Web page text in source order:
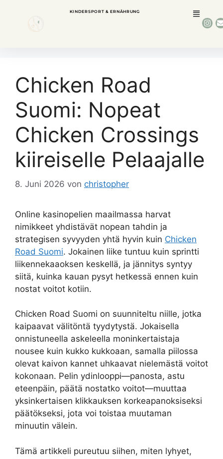
KINDERSPORT & ERNÄHRUNG
Chicken Road
Suomi: Nopeat
Chicken Crossings
kiireiselle Pelaajalle
8. Juni 2026 von christopher
Online kasinopelien maailmassa harvat
nimikkeet yhdistävät nopean tahdin ja
strategisen syvyyden yhtä hyvin kuin Chicken
Road Suomi. Jokainen liike tuntuu kuin sprintti
liikennekaaoksen keskellä, ja jännitys syntyy
siitä, kuinka kauan pysyt hetkessä ennen kuin
nostat voitot kotiin.
Chicken Road Suomi on suunniteltu niille, jotka
kaipaavat välitöntä tyydytystä. Jokaisella
onnistuneella askeleella moninkertaistaja
nousee kuin kukko kukkoaan, samalla piilossa
olevat kaivon kannet uhkaavat nielemästä voitot
kokonaan. Pelin ydinlooppi—panosta, astu
eteenpäin, päätä nostatko voitot—muuttaa
yksinkertaisen klikkauksen korkeapanoksiseksi
päätökseksi, jota voi toistaa muutaman
minuutin välein.
Tämä artikkeli pureutuu siihen, miten lyhyet,